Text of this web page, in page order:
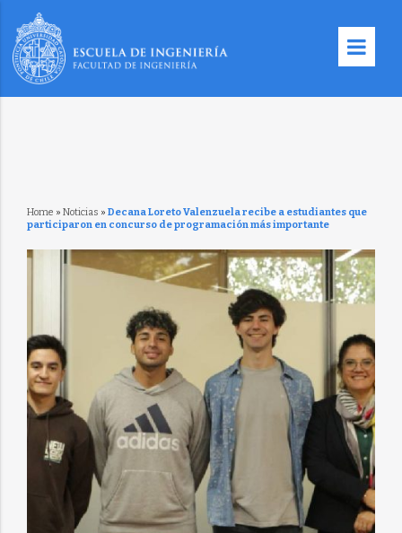
Home » Noticias » Decana Loreto Valenzuela recibe a estudiantes que
participaron en concurso de programación más importante